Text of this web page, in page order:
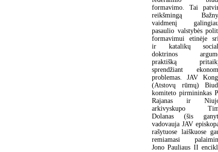
formavimo. Tai
reikšmingą
vaidmenį
pasaulio valstybės
formavimui etinėje
ir katalikų
doktrinos
praktišką
sprendžiant
problemas. JAV
(Atstovų rūmų)
komiteto pirmininkas
Rajanas ir
arkivyskupo
Dolanas (šis
vadovauja JAV
rašytuose laiškuose
remiamasi
Jono Pauliaus II